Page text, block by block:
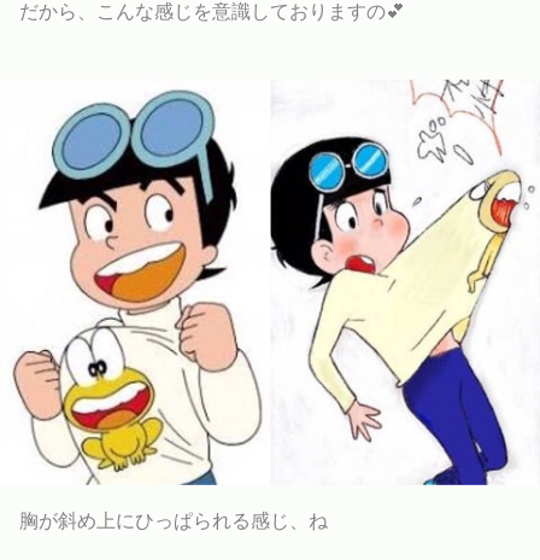
だから、こんな感じを意識しておりますの💕
胸が斜め上にひっぱられる感じ、ね